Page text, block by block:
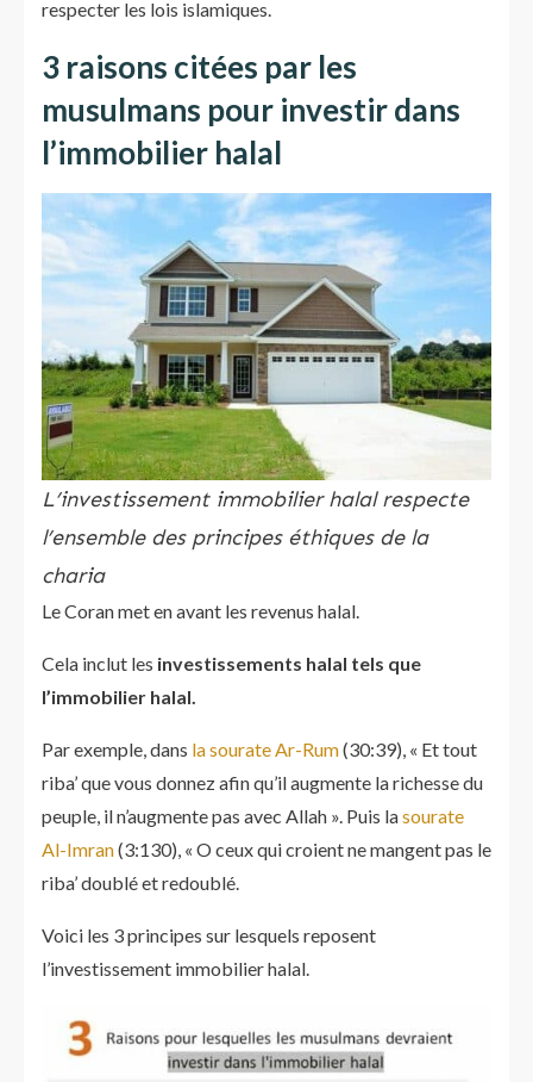
respecter les lois islamiques.
3 raisons citées par les
musulmans pour investir dans
l’immobilier halal
L’investissement immobilier halal respecte
l’ensemble des principes éthiques de la
charia
Le Coran met en avant les revenus halal.
Cela inclut les investissements halal tels que
l’immobilier halal.
Par exemple, dans la sourate Ar-Rum(30:39), « Et tout
riba’ que vous donnez afin qu’il augmente la richesse du
peuple, il n’augmente pas avec Allah ». Puis lasourate
Al-Imran(3:130), « O ceux qui croient ne mangent pas le
riba’ doublé et redoublé.
Voici les 3 principes sur lesquels reposent
l’investissement immobilier halal.